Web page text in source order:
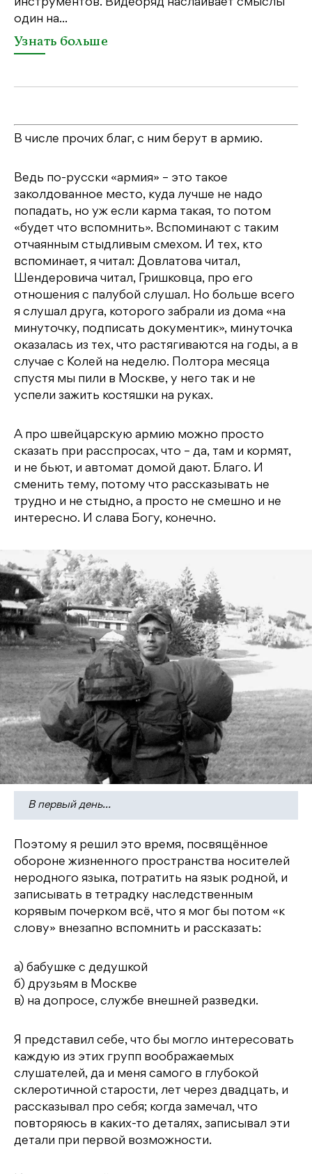
инструментов. Видеоряд наслаивает смыслы
один на...
Узнать больше
В числе прочих благ, с ним берут в армию.
Ведь по-русски «армия» – это такое
заколдованное место, куда лучше не надо
попадать, но уж если карма такая, то потом
«будет что вспомнить». Вспоминают с таким
отчаянным стыдливым смехом. И тех, кто
вспоминает, я читал: Довлатова читал,
Шендеровича читал, Гришковца, про его
отношения с палубой слушал. Но больше всего
я слушал друга, которого забрали из дома «на
минуточку, подписать документик», минуточка
оказалась из тех, что растягиваются на годы, а в
случае с Колей на неделю. Полтора месяца
спустя мы пили в Москве, у него так и не
успели зажить костяшки на руках.
А про швейцарскую армию можно просто
сказать при расспросах, что – да, там и кормят,
и не бьют, и автомат домой дают. Благо. И
сменить тему, потому что рассказывать не
трудно и не стыдно, а просто не смешно и не
интересно. И слава Богу, конечно.
В первый день…
Поэтому я решил это время, посвящённое
обороне жизненного пространства носителей
неродного языка, потратить на язык родной, и
записывать в тетрадку наследственным
корявым почерком всё, что я мог бы потом «к
слову» внезапно вспомнить и рассказать:
а) бабушке с дедушкой
б) друзьям в Москве
в) на допросе, службе внешней разведки.
Я представил себе, что бы могло интересовать
каждую из этих групп воображаемых
слушателей, да и меня самого в глубокой
склеротичной старости, лет через двадцать, и
рассказывал про себя; когда замечал, что
повторяюсь в каких-то деталях, записывал эти
детали при первой возможности.